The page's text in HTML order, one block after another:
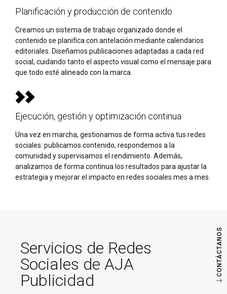
CONTÁCTANOS
Planificación y producción de contenido
Creamos un sistema de trabajo organizado donde el
contenido se planifica con antelación mediante calendarios
editoriales. Diseñamos publicaciones adaptadas a cada red
social, cuidando tanto el aspecto visual como el mensaje para
que todo esté alineado con la marca.
Ejecución, gestión y optimización continua
Una vez en marcha, gestionamos de forma activa tus redes
sociales: publicamos contenido, respondemos a la
comunidad y supervisamos el rendimiento. Además,
analizamos de forma continua los resultados para ajustar la
estrategia y mejorar el impacto en redes sociales mes a mes.
Servicios de Redes
Sociales de AJA
Publicidad